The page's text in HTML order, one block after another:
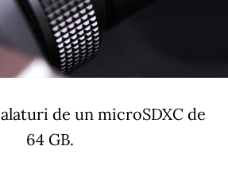
alaturi de un microSDXC de
64 GB.